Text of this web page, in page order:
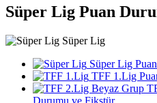
Süper Lig Puan
Süper Lig
Süper Lig
TFF 1.Lig